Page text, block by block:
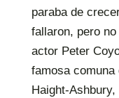
paraba de
fallaron, pero
actor Peter
famosa
Haight-